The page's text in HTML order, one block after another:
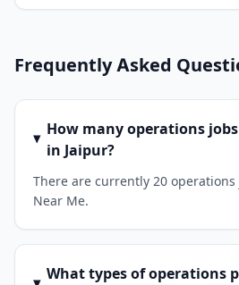
Frequently Asked
How many operations
in Jaipur?
There are currently 20 operations
Near Me.
What types of operations